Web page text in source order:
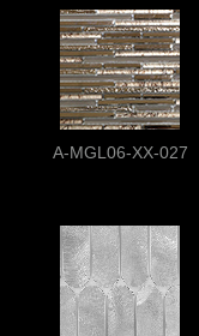
A-MGL06-XX-027